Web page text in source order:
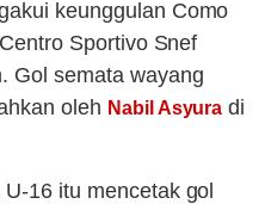
keunggulan Como
Sportivo Snef
Gol semata wayang
oleh Nabil Asyura di
16 itu mencetak gol